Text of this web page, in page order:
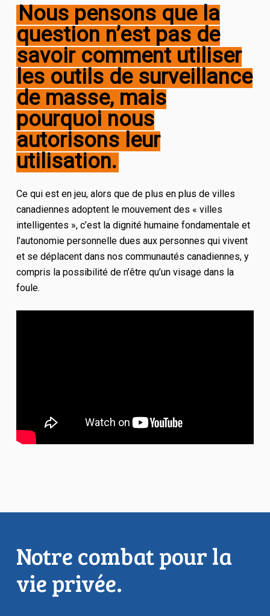
Nous pensons que la
question n’est pas de
savoir comment utiliser
les outils de surveillance
de masse, mais
pourquoi nous
autorisons leur
utilisation.
Ce qui est en jeu, alors que de plus en plus de villes
canadiennes adoptent le mouvement des « villes
intelligentes », c’est la dignité humaine fondamentale et
l’autonomie personnelle dues aux personnes qui vivent
et se déplacent dans nos communautés canadiennes, y
compris la possibilité de n’être qu’un visage dans la
foule.
Notre combat pour la
vie privée.